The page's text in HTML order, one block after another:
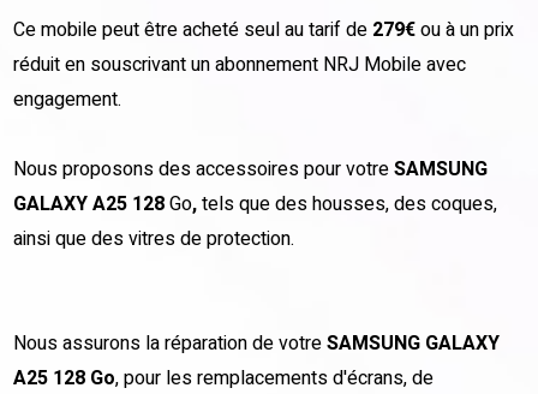
Ce mobile peut être acheté seul au tarif de 279€ou à un prix
réduit en souscrivant un abonnement NRJ Mobile avec
engagement.
Nous proposons des accessoires pour votreSAMSUNG
GALAXY A25 128Go,tels que des housses, des coques,
ainsi que des vitres de protection.
Nous assurons la réparation de votreSAMSUNG GALAXY
A25 128 Go, pour les remplacements d'écrans, de